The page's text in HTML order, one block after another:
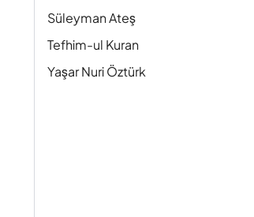
Süleyman Ateş
Tefhim-ul Kuran
Yaşar Nuri Öztürk